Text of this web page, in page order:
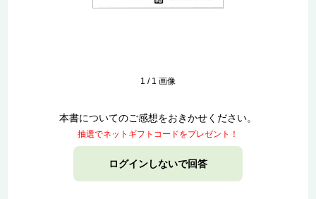
1 / 1 画像
本書についてのご感想をおきかせください。
抽選でネットギフトコードをプレゼント！
ログインしないで回答